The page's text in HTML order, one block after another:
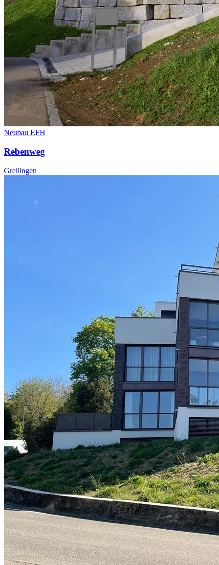
Neubau EFH
Rebenweg
Grellingen